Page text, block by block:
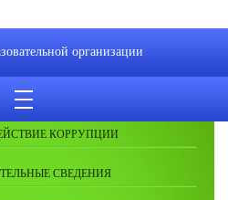
ГРАЖДАН
КОРРУПЦИИ
СВЕДЕНИЯ
организации